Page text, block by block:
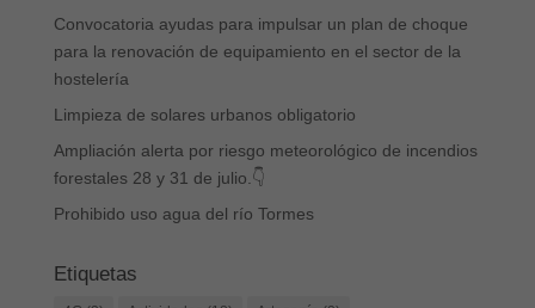
Convocatoria ayudas para impulsar un plan de choque
para la renovación de equipamiento en el sector de la
hostelería
Limpieza de solares urbanos obligatorio
Ampliación alerta por riesgo meteorológico de incendios
forestales 28 y 31 de julio.👇
Prohibido uso agua del río Tormes
Etiquetas